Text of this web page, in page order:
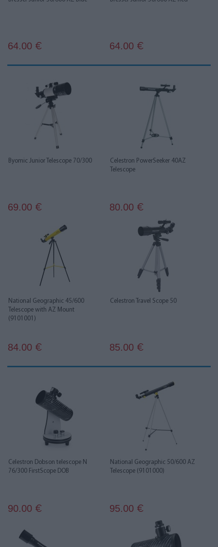
64.00 € 64.00 €
Byomic Junior Telescope 70/300
69.00 €
Celestron PowerSeeker 40AZ
Telescope
80.00 €
National Geographic 45/600
Telescope with AZ Mount
(9101001)
84.00 €
Celestron Travel Scope 50
85.00 €
Celestron Dobson telescope N
76/300 FirstScope DOB
90.00 €
National Geographic 50/600 AZ
Telescope (9101000)
95.00 €